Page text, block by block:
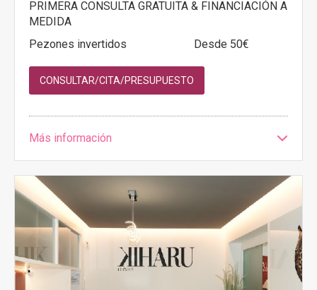
PRIMERA CONSULTA GRATUITA & FINANCIACIÓN A
MEDIDA
Pezones invertidos
Desde 50€
CONSULTAR/CITA/PRESUPUESTO
Más información